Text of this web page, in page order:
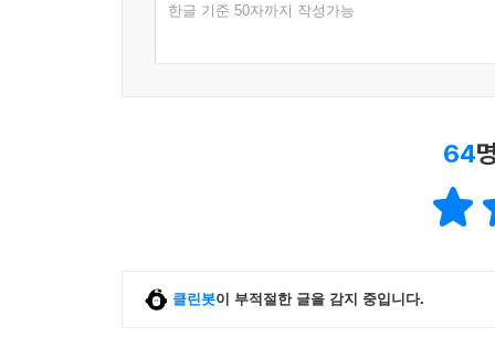
한글 기준 50자까지 작성가능
64
클린봇이 부적절한 글을 감지 중입니다.